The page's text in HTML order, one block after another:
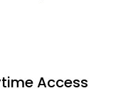
Access